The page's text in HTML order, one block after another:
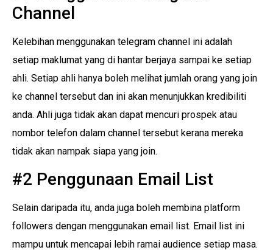
Channel
Kelebihan menggunakan telegram channel ini adalah
setiap maklumat yang di hantar berjaya sampai ke setiap
ahli. Setiap ahli hanya boleh melihat jumlah orang yang join
ke channel tersebut dan ini akan menunjukkan kredibiliti
anda. Ahli juga tidak akan dapat mencuri prospek atau
nombor telefon dalam channel tersebut kerana mereka
tidak akan nampak siapa yang join.
#2 Penggunaan Email List
Selain daripada itu, anda juga boleh membina platform
followers dengan menggunakan email list. Email list ini
mampu untuk mencapai lebih ramai audience setiap masa.